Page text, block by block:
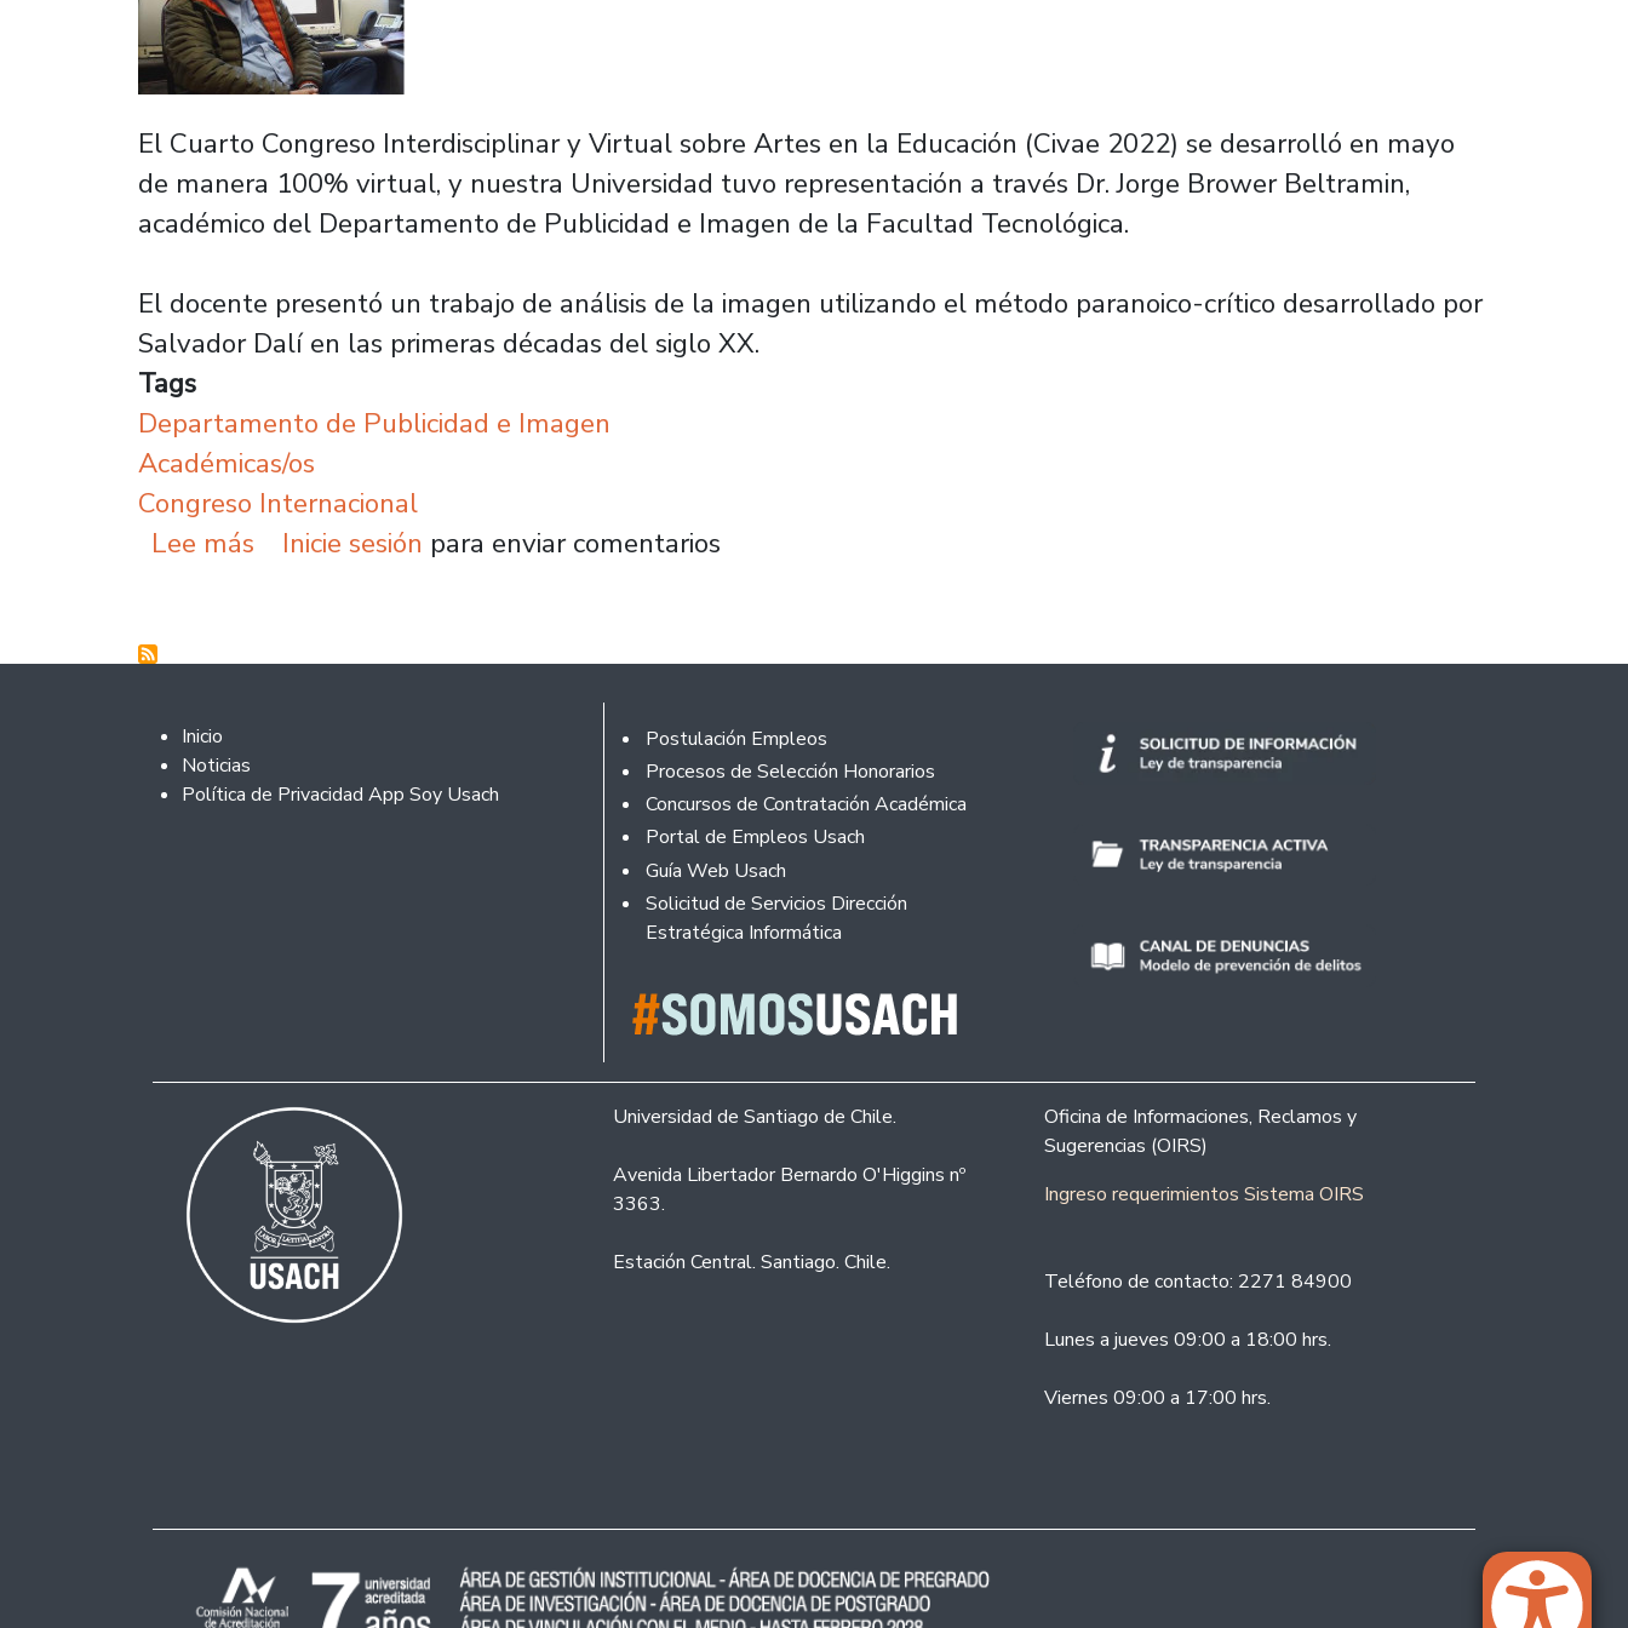
El Cuarto Congreso Interdisciplinar y Virtual sobre Artes en la Educación (Civae 2022) se desarrolló en mayo
de manera 100% virtual, y nuestra Universidad tuvo representación a través Dr. Jorge Brower Beltramin,
académico del Departamento de Publicidad e Imagen de la Facultad Tecnológica.
El docente presentó un trabajo de análisis de la imagen utilizando el método paranoico-crítico desarrollado por
Salvador Dalí en las primeras décadas del siglo XX.
Tags
Departamento de Publicidad e Imagen
Académicas/os
Congreso Internacional
Lee más sobre Académico del Departamento de Publicidad e Imagen participa en Congreso Internacional sobre Arte y
Inicie sesión para enviar comentarios
Footer 2
Inicio
Noticias
Política de Privacidad App Soy Usach
Footer
Postulación Empleos
Procesos de Selección Honorarios
Concursos de Contratación Académica
Portal de Empleos Usach
Guía Web Usach
Solicitud de Servicios Dirección
Estratégica Informática
Universidad de Santiago de Chile.
Avenida Libertador Bernardo O'Higgins nº
3363.
Estación Central. Santiago. Chile.
Oficina de Informaciones, Reclamos y
Sugerencias (OIRS)
Ingreso requerimientos Sistema OIRS
Teléfono de contacto: 2271 84900
Lunes a jueves 09:00 a 18:00 hrs.
Viernes 09:00 a 17:00 hrs.